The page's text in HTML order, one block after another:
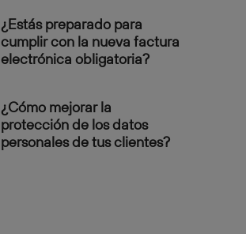
¿Estás preparado para
cumplir con la nueva factura
electrónica obligatoria?
¿Cómo mejorar la
protección de los datos
personales de tus clientes?